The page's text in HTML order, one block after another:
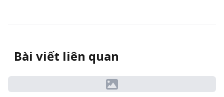
Bài viết liên quan